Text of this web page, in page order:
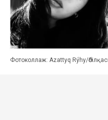
Фотоколлаж: Azattyq Rýhy/